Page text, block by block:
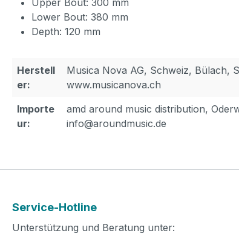
Upper Bout: 300 mm
Lower Bout: 380 mm
Depth: 120 mm
Herstell
er:
Musica Nova AG, Schweiz, Bülach,
www.musicanova.ch
Importe
ur:
amd around music distribution,
info@aroundmusic.de
Service-Hotline
Unterstützung und Beratung unter: